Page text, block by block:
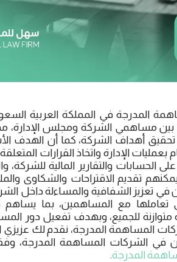
المدرجة في المملكة العربية
مساهمي الشركة ومجلس الإدارة، مما
تحقيق أهداف الشركة، كما أن الهدف
الإدارة واتخاذ القرارات
والتقارير المالية للشركة،
تقديم الاقتراحات والشكاوى
تعزيز الشفافية والمساءلة داخل
مع المساهمين، بما يساهم
متوازنة للجميع، وبهدف تفعيل دور
المساهمة المدرجة، نقدم لك عزيزي
في الشركات المساهمة المدرجة،
المدرجة.